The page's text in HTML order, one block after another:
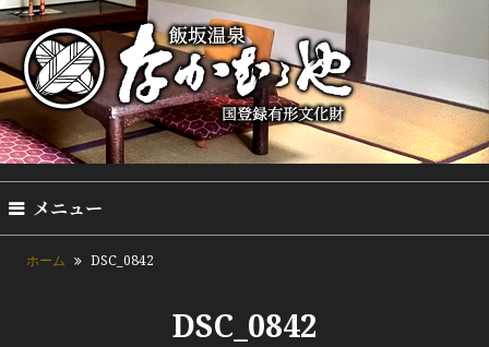
メニュー
ホーム DSC_0842
DSC_0842